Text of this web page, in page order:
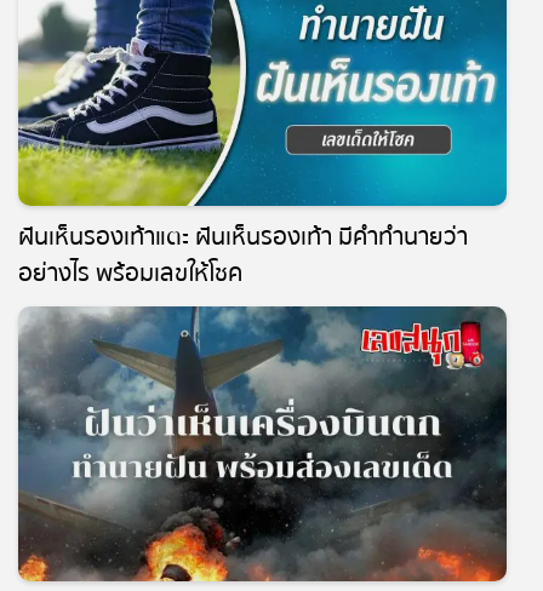
ฝันเห็นรองเท้าแตะ ฝันเห็นรองเท้า มีคำทำนายว่า
อย่างไร พร้อมเลขให้โชค